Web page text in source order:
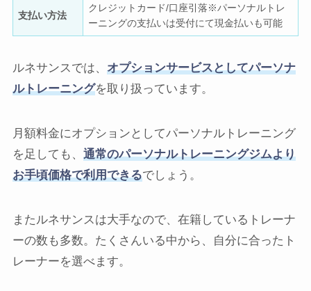
支払い方法
クレジットカード/口座引落※パーソナルトレ
ーニングの支払いは受付にて現金払いも可能
ルネサンスでは、 オプションサービスとしてパーソナ
ルトレーニングを取り扱っています。
月額料金にオプションとしてパーソナルトレーニング
を足しても、 通常のパーソナルトレーニングジムより
お手頃価格で利用できるでしょう。
またルネサンスは大手なので、在籍しているトレーナ
ーの数も多数。たくさんいる中から、自分に合ったト
レーナーを選べます。